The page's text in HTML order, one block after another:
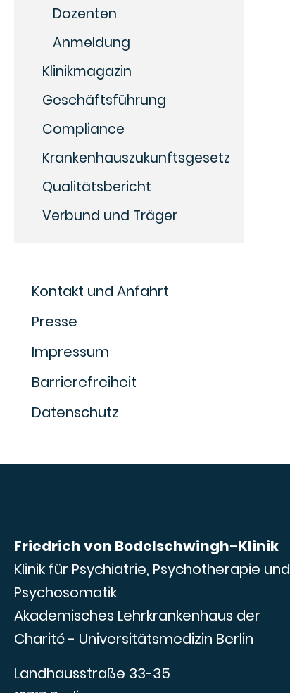
Dozenten
Anmeldung
Klinikmagazin
Geschäftsführung
Compliance
Krankenhauszukunftsgesetz
Qualitätsbericht
Verbund und Träger
Kontakt und Anfahrt
Presse
Impressum
Barrierefreiheit
Datenschutz
Friedrich von Bodelschwingh-Klinik
Klinik für Psychiatrie, Psychotherapie und
Psychosomatik
Akademisches Lehrkrankenhaus der
Charité - Universitätsmedizin Berlin
Landhausstraße 33-35